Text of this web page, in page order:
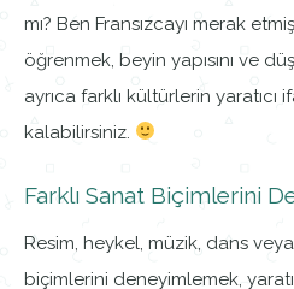
mı? Ben Fransızcayı merak
öğrenmek, beyin yapısını ve
ayrıca farklı kültürlerin
kalabilirsiniz.
Farklı Sanat Biçimlerini
Resim, heykel, müzik, dans
biçimlerini deneyimlemek,